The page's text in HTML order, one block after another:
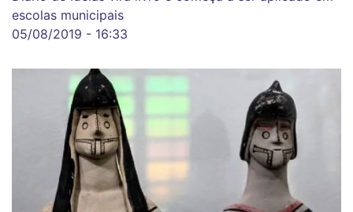
escolas municipais
05/08/2019 - 16:33